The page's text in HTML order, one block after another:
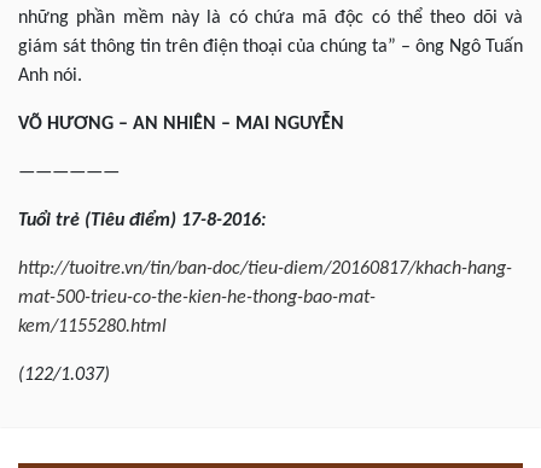
những phần mềm này là có chứa mã độc có thể theo dõi và
giám sát thông tin trên điện thoại của chúng ta” – ông Ngô Tuấn
Anh nói.
VÕ HƯƠNG – AN NHIÊN – MAI NGUYỄN
——————
Tuổi trẻ (Tiêu điểm) 17-8-2016:
http://tuoitre.vn/tin/ban-doc/tieu-diem/20160817/khach-hang-
mat-500-trieu-co-the-kien-he-thong-bao-mat-
kem/1155280.html
(122/1.037)